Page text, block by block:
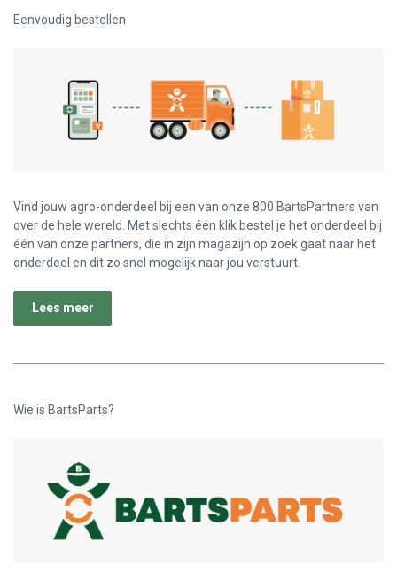
Eenvoudig bestellen
Vind jouw agro-onderdeel bij een van onze 800 BartsPartners van
over de hele wereld. Met slechts één klik bestel je het onderdeel bij
één van onze partners, die in zijn magazijn op zoek gaat naar het
onderdeel en dit zo snel mogelijk naar jou verstuurt.
Lees meer
Wie is BartsParts?